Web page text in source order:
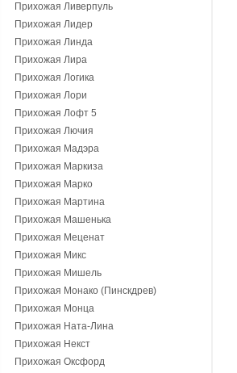
Прихожая Ливерпуль
Прихожая Лидер
Прихожая Линда
Прихожая Лира
Прихожая Логика
Прихожая Лори
Прихожая Лофт 5
Прихожая Лючия
Прихожая Мадэра
Прихожая Маркиза
Прихожая Марко
Прихожая Мартина
Прихожая Машенька
Прихожая Меценат
Прихожая Микс
Прихожая Мишель
Прихожая Монако (Пинскдрев)
Прихожая Монца
Прихожая Ната-Лина
Прихожая Некст
Прихожая Оксфорд